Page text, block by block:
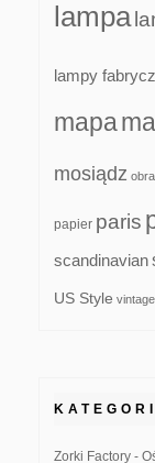
lampa
lampy
mapa
mosiądz
papier paris
scandinavian
US Style vintage
Zorki Factory -